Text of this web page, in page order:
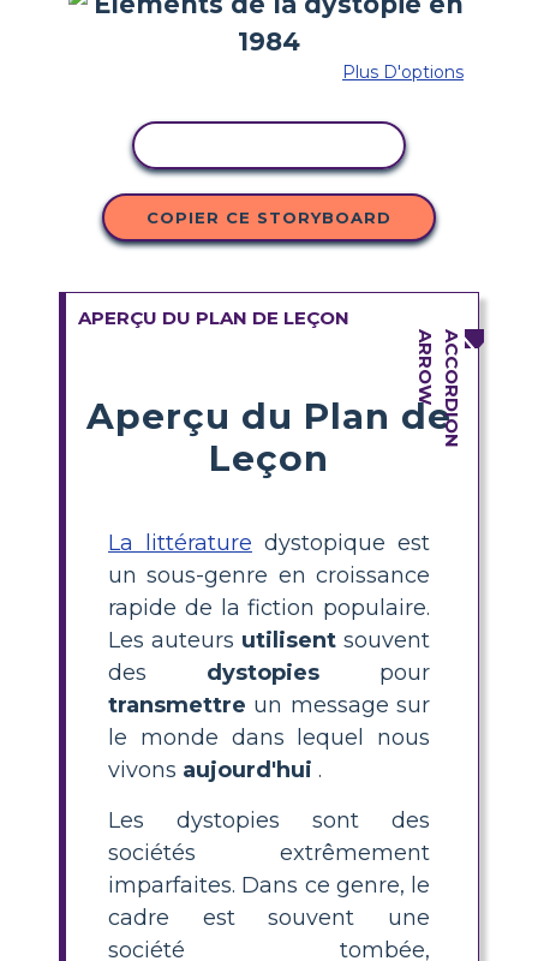
Plus D'options
COPIER CE STORYBOARD
APERÇU DU PLAN DE LEÇON
Aperçu du Plan de
Leçon
La littérature dystopique est
un sous-genre en croissance
rapide de la fiction populaire.
Les auteurs utilisent souvent
des dystopies pour
transmettre un message sur
le monde dans lequel nous
vivons aujourd'hui .
Les dystopies sont des
sociétés extrêmement
imparfaites. Dans ce genre, le
cadre est souvent une
société tombée,